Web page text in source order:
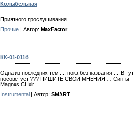
Колыбельная
Приятного прослушивания.
Прочие | Автор: MaxFactor
КК-01-011б
Одна из последних тем .... пока без названия .... В
посоветует ??? ПИШИТЕ СВОИ МНЕНИЯ … Синты —
Magnus CHoir .
Instrumental | Автор: SMART